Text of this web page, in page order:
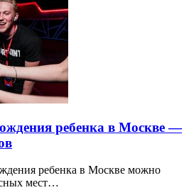
ребенка в Москве —
ребенка в Москве можно
мест…